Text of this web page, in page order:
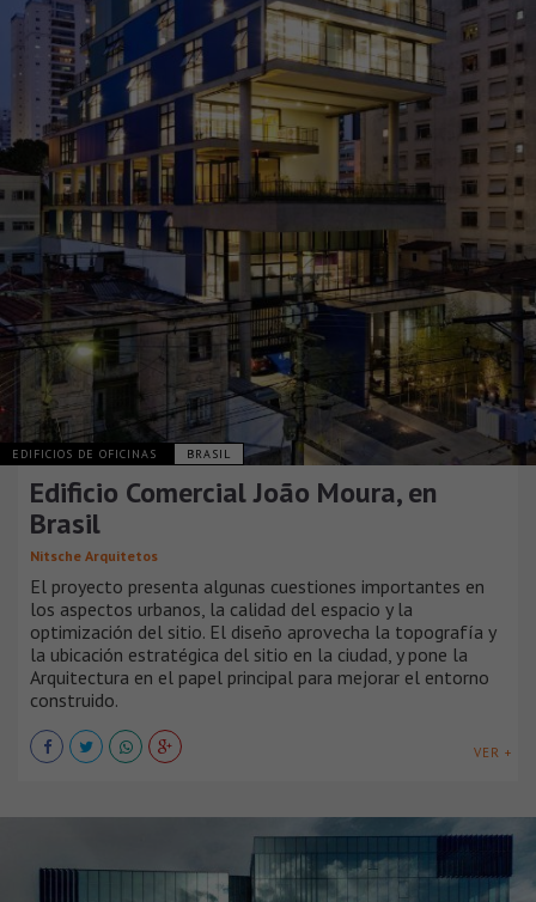
EDIFICIOS DE OFICINAS BRASIL
Edificio Comercial João Moura, en
Brasil
Nitsche Arquitetos
El proyecto presenta algunas cuestiones importantes en
los aspectos urbanos, la calidad del espacio y la
optimización del sitio. El diseño aprovecha la topografía y
la ubicación estratégica del sitio en la ciudad, y pone la
Arquitectura en el papel principal para mejorar el entorno
construido.
VER +